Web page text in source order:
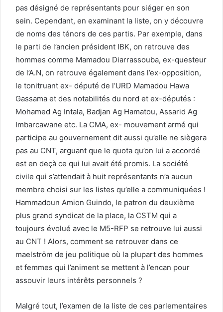
pas désigné de représentants pour siéger en son
sein. Cependant, en examinant la liste, on y découvre
de noms des ténors de ces partis. Par exemple, dans
le parti de l’ancien président IBK, on retrouve des
hommes comme Mamadou Diarrassouba, ex-questeur
de l’A.N, on retrouve également dans l’ex-opposition,
le tonitruant ex- député de l’URD Mamadou Hawa
Gassama et des notabilités du nord et ex-députés :
Mohamed Ag Intala, Badjan Ag Hamatou, Assarid Ag
Imbarcawane etc. La CMA, ex- mouvement armé qui
participe au gouvernement dit aussi qu’elle ne siègera
pas au CNT, arguant que le quota qu’on lui a accordé
est en deçà ce qui lui avait été promis. La société
civile qui s’attendait à huit représentants n’a aucun
membre choisi sur les listes qu’elle a communiquées !
Hammadoun Amion Guindo, le patron du deuxième
plus grand syndicat de la place, la CSTM qui a
toujours évolué avec le M5-RFP se retrouve lui aussi
au CNT ! Alors, comment se retrouver dans ce
maelström de jeu politique où la plupart des hommes
et femmes qui l’animent se mettent à l’encan pour
assouvir leurs intérêts personnels ?
Malgré tout, l’examen de la liste de ces parlementaires